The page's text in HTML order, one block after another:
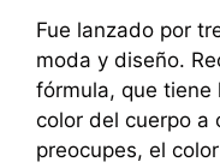
Fue lanzado por
moda y diseño.
fórmula, que tiene
color del cuerpo a
preocupes, el